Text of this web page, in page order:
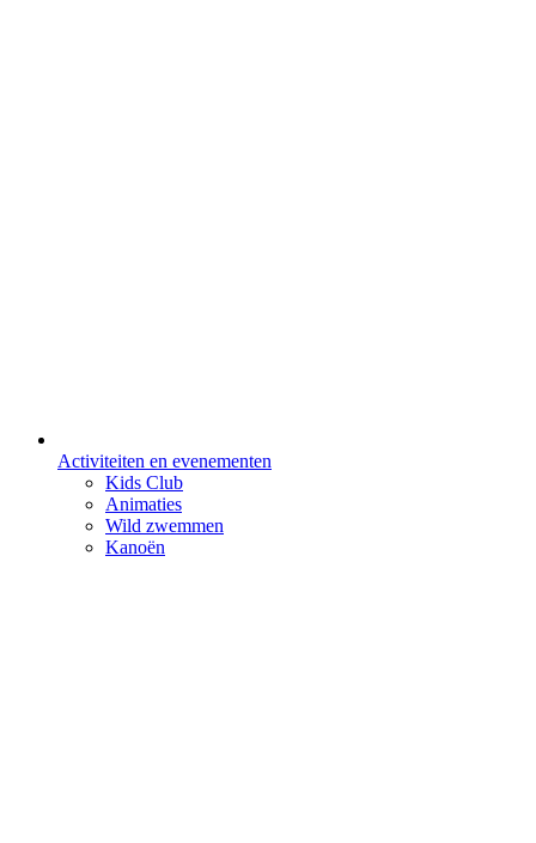
Activiteiten en evenementen
Kids Club
Animaties
Wild zwemmen
Kanoën